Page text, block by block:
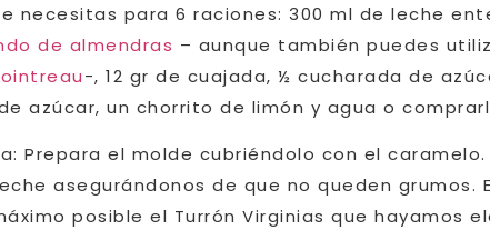
necesitas para 6 raciones: 300 ml de leche
de almendras – aunque también puedes
-, 12 gr de cuajada, ½ cucharada de
azúcar, un chorrito de limón y agua o
Prepara el molde cubriéndolo con el
asegurándonos de que no queden grumos.
posible el Turrón Virginias que hayamos